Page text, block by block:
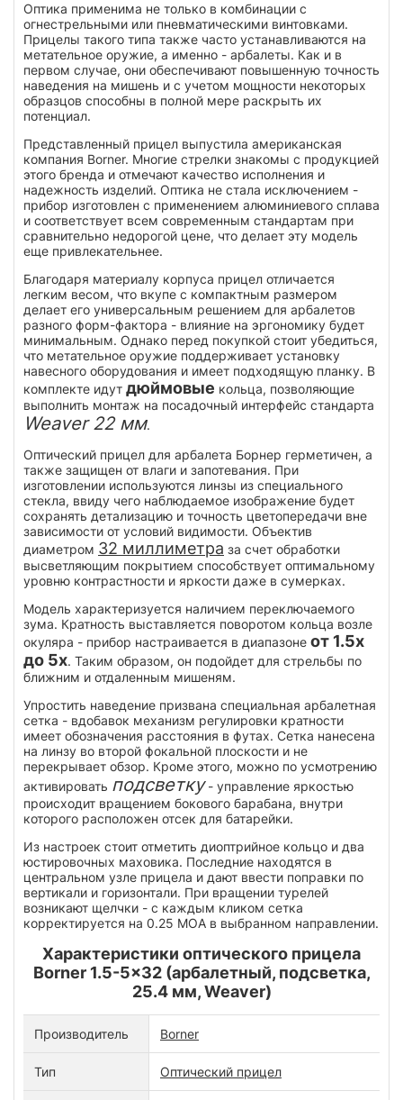
Оптика применима не только в комбинации с
огнестрельными или пневматическими винтовками.
Прицелы такого типа также часто устанавливаются на
метательное оружие, а именно - арбалеты. Как и в
первом случае, они обеспечивают повышенную точность
наведения на мишень и с учетом мощности некоторых
образцов способны в полной мере раскрыть их
потенциал.
Представленный прицел выпустила американская
компания Borner. Многие стрелки знакомы с продукцией
этого бренда и отмечают качество исполнения и
надежность изделий. Оптика не стала исключением -
прибор изготовлен с применением алюминиевого сплава
и соответствует всем современным стандартам при
сравнительно недорогой цене, что делает эту модель
еще привлекательнее.
Благодаря материалу корпуса прицел отличается
легким весом, что вкупе с компактным размером
делает его универсальным решением для арбалетов
разного форм-фактора - влияние на эргономику будет
минимальным. Однако перед покупкой стоит убедиться,
что метательное оружие поддерживает установку
навесного оборудования и имеет подходящую планку. В
комплекте идут дюймовые кольца, позволяющие
выполнить монтаж на посадочный интерфейс стандарта
Weaver 22 мм.
Оптический прицел для арбалета Борнер герметичен, а
также защищен от влаги и запотевания. При
изготовлении используются линзы из специального
стекла, ввиду чего наблюдаемое изображение будет
сохранять детализацию и точность цветопередачи вне
зависимости от условий видимости. Объектив
диаметром 32 миллиметра за счет обработки
высветляющим покрытием способствует оптимальному
уровню контрастности и яркости даже в сумерках.
Модель характеризуется наличием переключаемого
зума. Кратность выставляется поворотом кольца возле
окуляра - прибор настраивается в диапазоне от 1.5x
до 5x. Таким образом, он подойдет для стрельбы по
ближним и отдаленным мишеням.
Упростить наведение призвана специальная арбалетная
сетка - вдобавок механизм регулировки кратности
имеет обозначения расстояния в футах. Сетка нанесена
на линзу во второй фокальной плоскости и не
перекрывает обзор. Кроме этого, можно по усмотрению
активировать подсветку- управление яркостью
происходит вращением бокового барабана, внутри
которого расположен отсек для батарейки.
Из настроек стоит отметить диоптрийное кольцо и два
юстировочных маховика. Последние находятся в
центральном узле прицела и дают ввести поправки по
вертикали и горизонтали. При вращении турелей
возникают щелчки - с каждым кликом сетка
корректируется на 0.25 MOA в выбранном направлении.
Характеристики оптического прицела
Borner 1.5-5x32 (арбалетный, подсветка,
25.4 мм, Weaver)
Производитель Borner
Тип Оптический прицел